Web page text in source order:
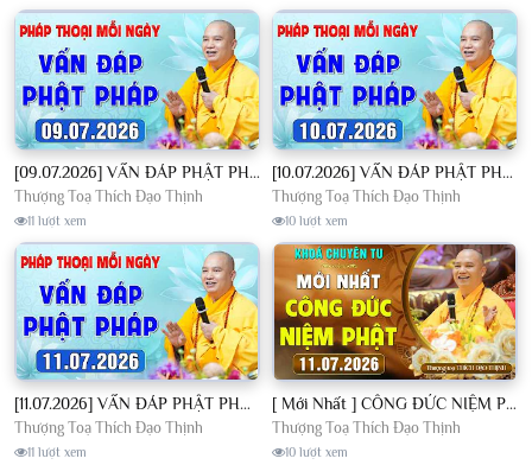
[09.07.2026] VẤN ĐÁP PHẬT PHÁP - Nghe Thầy giảng Pháp mỗi ngày CÔNG ĐỨC VÔ LƯỢNG│TT. Thích Đạo Thịnh
Thượng Toạ Thích Đạo Thịnh
11 lượt xem
[10.07.2026] VẤN ĐÁP PHẬT PHÁP - Nghe Thầy giảng Pháp mỗi ngày CÔNG ĐỨC VÔ LƯỢNG│TT. Thích Đạo Thịnh
Thượng Toạ Thích Đạo Thịnh
10 lượt xem
[11.07.2026] VẤN ĐÁP PHẬT PHÁP - Nghe Thầy giảng Pháp mỗi ngày CÔNG ĐỨC VÔ LƯỢNG│TT. Thích Đạo Thịnh
Thượng Toạ Thích Đạo Thịnh
11 lượt xem
[ Mới Nhất ] CÔNG ĐỨC NIỆM PHẬT - Khoá Chuyên Tu Chùa Khai Nguyên 11/07/2026 | TT. Thích Đạo Thịnh
Thượng Toạ Thích Đạo Thịnh
10 lượt xem